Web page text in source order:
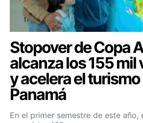
Stopover de Copa
alcanza los 155 mil
y acelera el turismo
Panamá
En el primer semestre de este año,